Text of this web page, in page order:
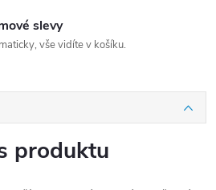
slevy
vše vidíte v košíku.
produktu